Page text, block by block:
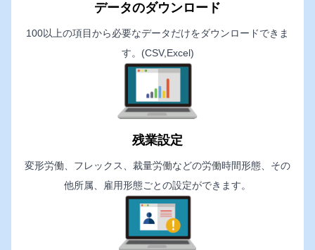
データのダウンロード
100以上の項目から必要なデータだけをダウンロードできま
す。(CSV,Excel)
残業設定
変形労働、フレックス、裁量労働などの労働時間形態、その
他所属、雇用形態ごとの設定ができます。